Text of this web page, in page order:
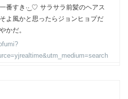
番すき·͜· ♡ サラサラ前髪のヘアス
よ風かと思ったらジョンヒョプだ
かだ。